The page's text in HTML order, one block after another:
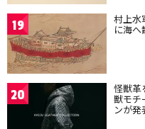
19 村上水
に海
20 怪獣革
獣モチ
ンが発